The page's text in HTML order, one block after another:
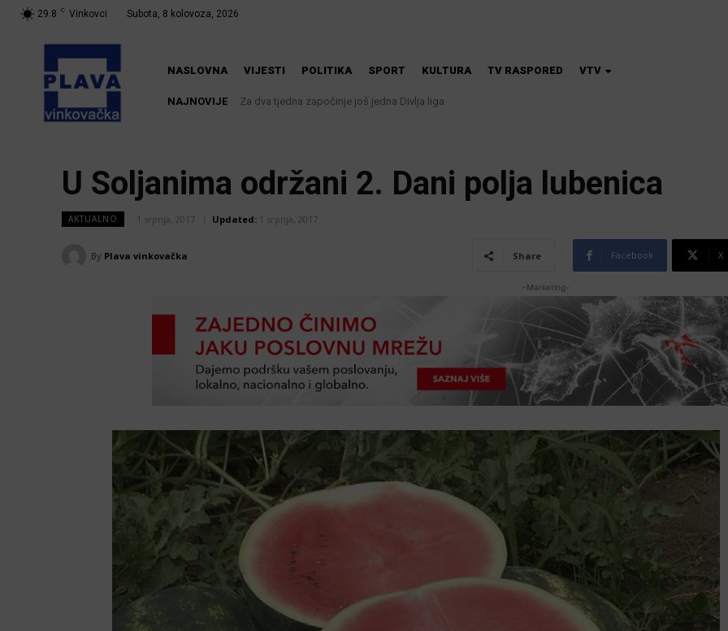
29.8 C Vinkovci Subota, 8 kolovoza, 2026
NASLOVNA VIJESTI POLITIKA SPORT KULTURA TV RASPORED VTV
NAJNOVIJE Za dva tjedna započinje još jedna Divlja liga
U Županji održana Ljetna škola magije
U Soljanima održani 2. Dani polja lubenica
AKTUALNO 1 srpnja, 2017 Updated: 1 srpnja, 2017
By Plava vinkovačka Share Facebook X
-Marketing-